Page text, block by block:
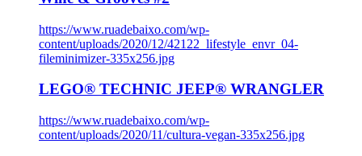
https://www.ruadebaixo.com/wp-
content/uploads/2020/12/42122_lifestyle_envr_04-
fileminimizer-335x256.jpg
LEGO® TECHNIC JEEP® WRANGLER
https://www.ruadebaixo.com/wp-
content/uploads/2020/11/cultura-vegan-335x256.jpg